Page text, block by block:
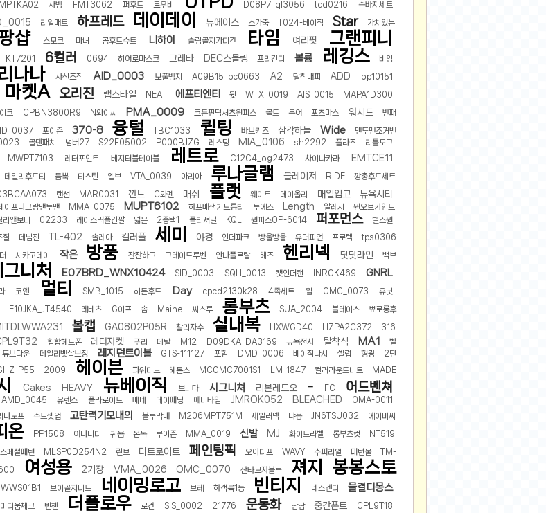
사방 FMT3062 퍼후드 로우비 D08P7_ql3056 tcd0216 속바지세트
리얼매트 하프레드 데이데이 뉴에이스 소가죽 T024-베이직 Star 가치있는
샵 스모크 마녀 곰후드슈트 니하이 슬림골지가디건 타임 여리핏 그랜피니
6컬러 0694 히어로마스크 그레타 DEC스몰링 프리킨디 볼륨 레깅스 비잉
나나 사선조직 AID_0003 보풀방지 A09B15_pc0663 A2 탈착내피 ADD op10151
마켓A 오리진 랩스타일 NEAT 에프티엔티 뒷 WTX_0019 AIS_0015 MAPA1D300
크 CPBN3800R9 N와이씨 PMA_0009 코튼핀턱셔츠원피스 몰드 문어 포츠마스 워시드 반패
포이즌 370-8 융털 TBC1033 퀼팅 바브키즈 삼각하늘 Wide
맨투맨조거밴
골덴패치 넘버27 S22F05002 P000BJZG 레스팅 MIA_0106 sh2292 플라즈
리틀도그
MWPT7103 레터포인트 베지터블테이블 레트로 C12C4_og2473 차이나카라
EMTCE11
데일리후드티 듬뿍 티스틴 엘보 VTA_0039 아리아 루나글램 블레이저 RIDE 깡총후드세트
랜선 MAR0031 깐느 C와펜 매쉬 플랫 웨이트 데이올리 매일입고 뉴욕시티
이프나그랑맨투맨 MMA_0075 MUPT6102 하프배색기모롱티 투에즈 Length 알레시
원오브카인드
리앤보니 02233 레이스러플긴팔 넓은 2종택1 폴리셔닐 KQL 원피스OP-6014 퍼포먼스 벌스원
절 데님진 TL-402 솔레아 컬러플 세미 야경 인더파크 방울방울 유러피언 프로텍 tps0306
시카고데이 작은 방풍 잔잔하고 그레이드루벤 안나플로랄 헤즈 헨리넥 닷닷라인 백브
그니처 E07BRD_WNX10424 SID_0003 SQH_0013 캣인더캔 INROK469 GNRL
코엔 멀티 SMB_1015 히든후드 Day cpcd2130k28 4족세트 휠 OMC_0073 유닛
E10JKA_JT4540 레베츠 G이프 솜 Maine 씨스루 롱부츠 SUA_2004 블레이스 뾰로롱후
볼캡 GA0802P05R 찰리자수 실내복 HXWGD40 HZPA2C372 316
힙합헤드폰 레더자켓 푸리 페탈 M12 D09DKA_DA3169 뉴욕전사 탈착식 MA1
벨
튜브다운 데일리뱃살보정 레지던트이블 GTS-111127 포함 DMD_0006 베이직나시 셀럽 형광
2단
P55 2009 헤이븐 파워디노 헤몬스 MCOMC7001S1 LM-1847 컬러라운드니트 MADE
Cakes HEAVY 뉴베이직 보니타 시그니쳐 리본레드오 - FC 어드벤쳐
AMD_0045 유렌스 폴라로이드 베네 데이패딩 애니타임 JMROK052 BLEACHED
OMA-0011
나노프 수트셋업 고탄력기모내의 블루막대 M206MPT751M 세일러넥 냐옹 JN6TSU032 에이비씨
온 PP1508 어나더디 귀욤 온목 루아즌 MMA_0019 신발 MJ 화이트라벨 롱부츠컷 NT519
스페셜패턴 MLSP0D254N2 린브 디트로이트 페인팅픽 오아디프 WAVY 수퍼리얼 패턴물 TM-
여성용 2기장 VMA_0026 OMC_0070 산타모자블루 져지
봉봉스토
브이골지니트 네이밍로고 브레 하객룩1등 빈티지 네스멘디 물결디몽스
미디움체크 빈첸 더플로우 로건 SIS_0002 21776 운동화 땀땀 중간폰트 CPL9T18